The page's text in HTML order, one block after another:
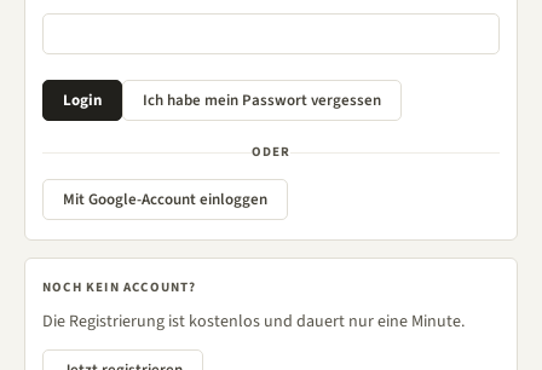
ODER
Mit Google-Account einloggen
NOCH KEIN ACCOUNT?
Die Registrierung ist kostenlos und dauert nur eine Minute.